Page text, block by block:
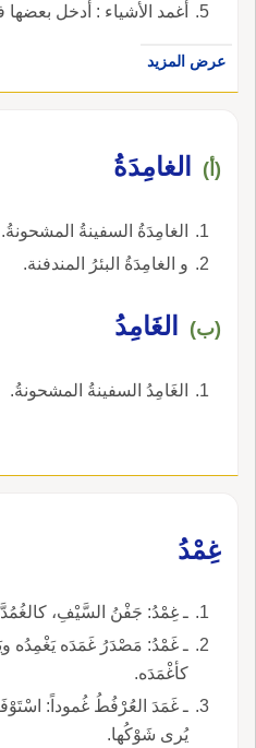
أغمد الأشياء : أدخل بعضها
عرض المزيد
(أ) الغامِدَةُ
الغامِدَةُ السفينةُ المشحونةُ.
و الغامِدَةُ البئرُ المندفنة.
(ب) الغَامِدُ
الغَامِدُ السفينةُ المشحونةُ.
غِمْدُ
ـ غِمْدُ: جَفْنُ السَّيْفِ،
ـ غَمْدُ: مَصْدَرُ غَمَدَه يَغْمِدُه
كأغْمَدَه.
ـ غَمَدَ العُرْفُطُ غُموداً:
يُرى شَوْكُها.